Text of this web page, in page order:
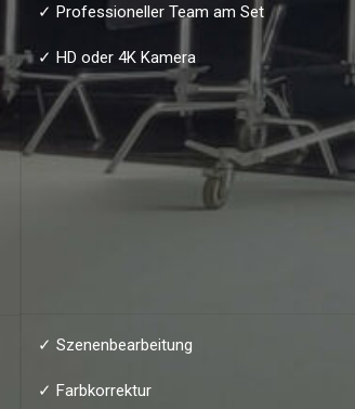
✓ Professioneller Team am Set
✓ HD oder 4K Kamera
✓ Szenenbearbeitung
✓ Farbkorrektur